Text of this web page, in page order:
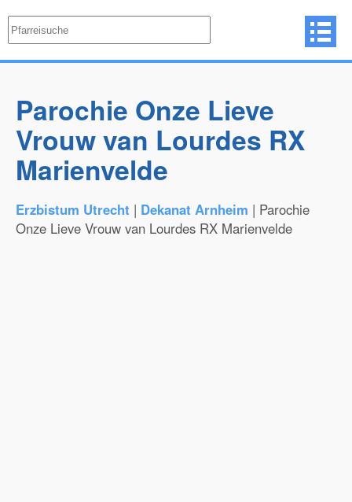
Parochie Onze Lieve
Vrouw van Lourdes RX
Marienvelde
Erzbistum Utrecht | Dekanat Arnheim | Parochie
Onze Lieve Vrouw van Lourdes RX Marienvelde